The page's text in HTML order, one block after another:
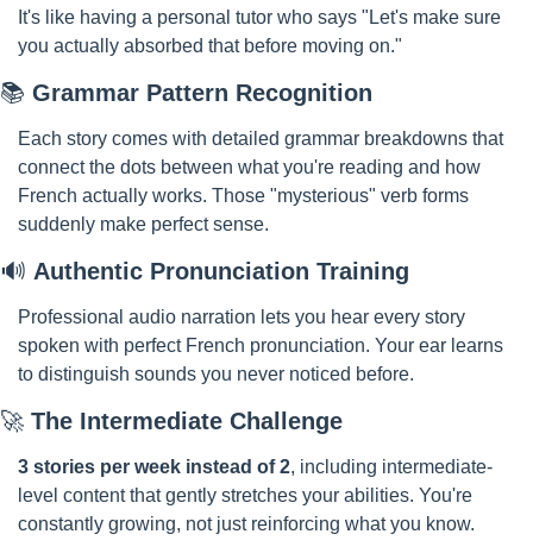
It's like having a personal tutor who says "Let's make sure
you actually absorbed that before moving on."
📚 Grammar Pattern Recognition
Each story comes with detailed grammar breakdowns that
connect the dots between what you're reading and how
French actually works. Those "mysterious" verb forms
suddenly make perfect sense.
🔊 Authentic Pronunciation Training
Professional audio narration lets you hear every story
spoken with perfect French pronunciation. Your ear learns
to distinguish sounds you never noticed before.
🚀 The Intermediate Challenge
3 stories per week instead of 2, including intermediate-
level content that gently stretches your abilities. You're
constantly growing, not just reinforcing what you know.